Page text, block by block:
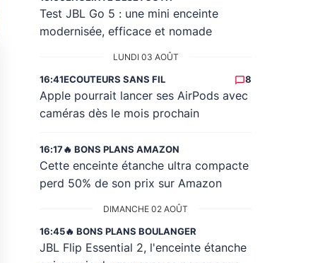
Test JBL Go 5 : une mini enceinte
modernisée, efficace et nomade
LUNDI 03 AOÛT
16:41 ECOUTEURS SANS FIL 8
Apple pourrait lancer ses AirPods avec
caméras dès le mois prochain
16:17 🔥 BONS PLANS AMAZON
Cette enceinte étanche ultra compacte
perd 50% de son prix sur Amazon
DIMANCHE 02 AOÛT
16:45🔥 BONS PLANS BOULANGER
JBL Flip Essential 2, l'enceinte étanche